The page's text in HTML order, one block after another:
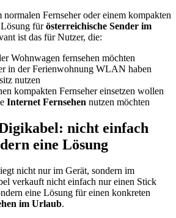
Fernseher oder einem kompakten
fürösterreichische Sender im
ist das für Nutzer, die:
Wohnwagen fernsehen möchten
in der Ferienwohnung WLAN haben
nutzen
kompakten Fernseher einsetzen wollen
Internet Fernsehen nutzen möchten
nicht einfach
eine Lösung
nicht nur im Gerät, sondern im
verkauft nicht einfach nur einen Stick
eine Lösung für einen konkreten
im Urlaub.